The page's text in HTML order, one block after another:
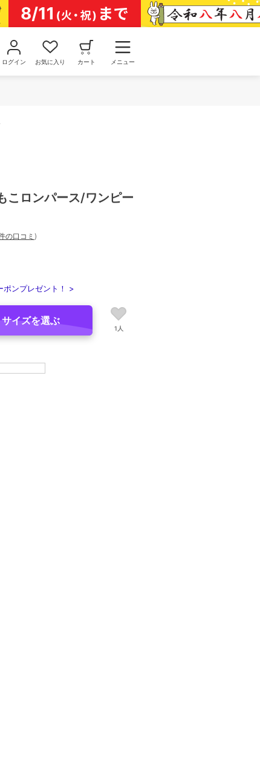
ログイン お気に入り カート メニュー
こロンパース/ワンピー
の口コミ )
ポンプレゼント！ >
イズを選ぶ
1人